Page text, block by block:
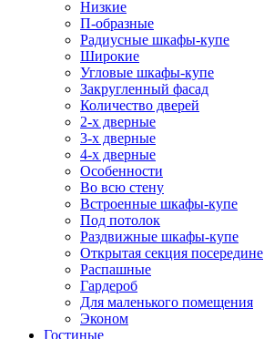
Низкие
П-образные
Радиусные шкафы-купе
Широкие
Угловые шкафы-купе
Закругленный фасад
Количество дверей
2-х дверные
3-х дверные
4-х дверные
Особенности
Во всю стену
Встроенные шкафы-купе
Под потолок
Раздвижные шкафы-купе
Открытая секция посередине
Распашные
Гардероб
Для маленького помещения
Эконом
Гостиные